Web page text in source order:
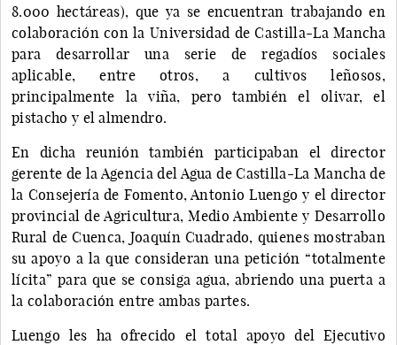
8.000 hectáreas), que ya se encuentran trabajando en
colaboración con la Universidad de Castilla-La Mancha
para desarrollar una serie de regadíos sociales
aplicable, entre otros, a cultivos leñosos,
principalmente la viña, pero también el olivar, el
pistacho y el almendro.
En dicha reunión también participaban el director
gerente de la Agencia del Agua de Castilla-La Mancha de
la Consejería de Fomento, Antonio Luengo y el director
provincial de Agricultura, Medio Ambiente y Desarrollo
Rural de Cuenca, Joaquín Cuadrado, quienes mostraban
su apoyo a la que consideran una petición “totalmente
lícita” para que se consiga agua, abriendo una puerta a
la colaboración entre ambas partes.
Luengo les ha ofrecido el total apoyo del Ejecutivo